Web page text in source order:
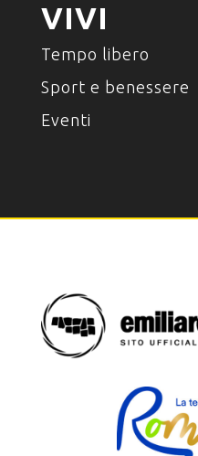
VIVI
Tempo libero
Sport e benessere
Eventi